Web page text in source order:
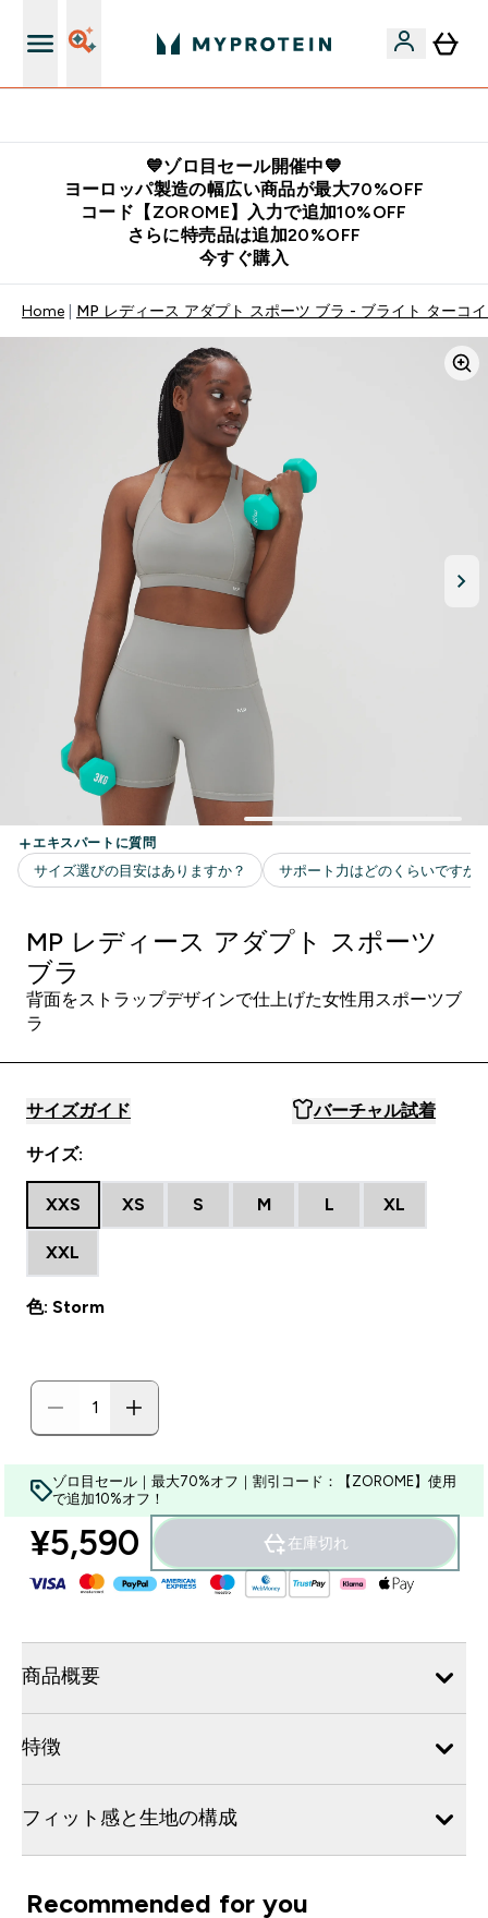
💙ゾロ目セール開催中💙
ヨーロッパ製造の幅広い商品が最大70%OFF
コード【ZOROME】入力で追加10%OFF
さらに特売品は追加20%OFF
今すぐ購入
Home MP レディース アダプト スポーツ ブラ - ブライト ターコ
MP レディース アダプト スポーツ
ブラ
背面をストラップデザインで仕上げた女性用スポーツブ
ラ
サイズガイド バーチャル試着
サイズ:
XXS XS S M L XL
XXL
色: Storm
ゾロ目セール｜最大70%オフ｜割引コード：【ZOROME】使用
で追加10%オフ！
¥5,590‎ 在庫切れ
商品概要
特徴
フィット感と生地の構成
Recommended for you